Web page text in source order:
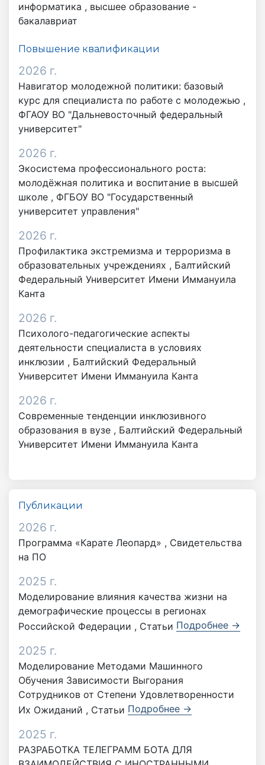
информатика , высшее образование -
бакалавриат
Повышение квалификации
2026 г.
Навигатор молодежной политики: базовый
курс для специалиста по работе с молодежью ,
ФГАОУ ВО "Дальневосточный федеральный
университет"
2026 г.
Экосистема профессионального роста:
молодёжная политика и воспитание в высшей
школе , ФГБОУ ВО "Государственный
университет управления"
2026 г.
Профилактика экстремизма и терроризма в
образовательных учреждениях , Балтийский
Федеральный Университет Имени Иммануила
Канта
2026 г.
Психолого-педагогические аспекты
деятельности специалиста в условиях
инклюзии , Балтийский Федеральный
Университет Имени Иммануила Канта
2026 г.
Современные тенденции инклюзивного
образования в вузе , Балтийский Федеральный
Университет Имени Иммануила Канта
Публикации
2026 г.
Программа «Карате Леопард» , Свидетельства
на ПО
2025 г.
Моделирование влияния качества жизни на
демографические процессы в регионах
Российской Федерации , Статьи Подробнее →
2025 г.
Моделирование Методами Машинного
Обучения Зависимости Выгорания
Сотрудников от Степени Удовлетворенности
Их Ожиданий , Статьи Подробнее →
2025 г.
РАЗРАБОТКА ТЕЛЕГРАММ БОТА ДЛЯ